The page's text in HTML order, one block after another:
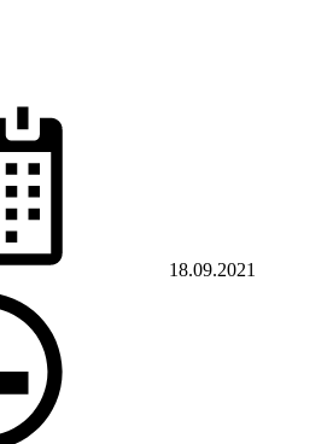
18.09.2021